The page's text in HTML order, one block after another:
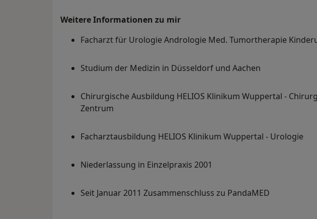
Weitere Informationen zu mir
Facharzt für Urologie Andrologie Med. Tumortherapie
Studium der Medizin in Düsseldorf und Aachen
Chirurgische Ausbildung HELIOS Klinikum Wuppertal -
Zentrum
Facharztausbildung HELIOS Klinikum Wuppertal - Urologie
Niederlassung in Einzelpraxis 2001
Seit Januar 2011 Zusammenschluss zu PandaMED